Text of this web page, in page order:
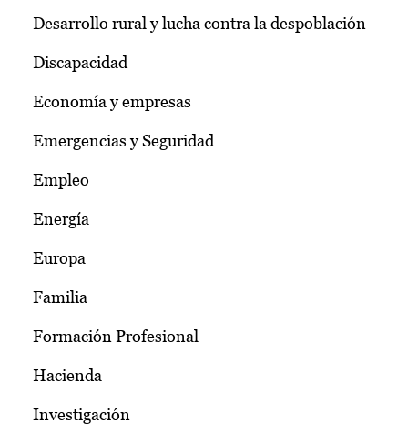
Desarrollo rural y lucha contra la despoblación
Discapacidad
Economía y empresas
Emergencias y Seguridad
Empleo
Energía
Europa
Familia
Formación Profesional
Hacienda
Investigación